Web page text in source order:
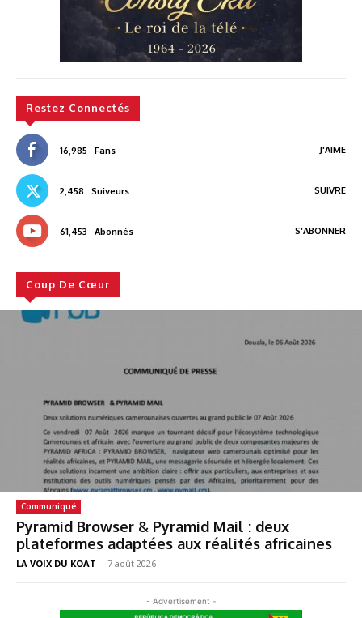
Restez Connectés
16,985 Fans J'AIME
2,458 Suiveurs SUIVRE
61,453 Abonnés S'ABONNER
Coup De Cœur
Communiqué
Pyramid Browser & Pyramid Mail : deux
plateformes adaptées aux réalités africaines
LA VOIX DU KOAT - 7 août 2026
- Advertisement -